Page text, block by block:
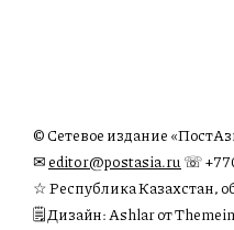
© Сетевое издание
✉︎editor@postasia.ru ☏
☆ Республика Казахстан,
🗒 Дизайн: Ashlar от